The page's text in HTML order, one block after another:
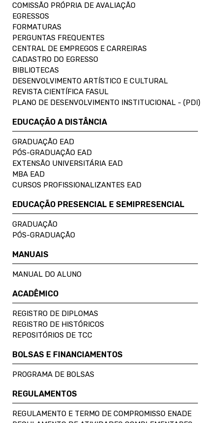
COMISSÃO PRÓPRIA DE AVALIAÇÃO
EGRESSOS
FORMATURAS
PERGUNTAS FREQUENTES
CENTRAL DE EMPREGOS E CARREIRAS
CADASTRO DO EGRESSO
BIBLIOTECAS
DESENVOLVIMENTO ARTÍSTICO E CULTURAL
REVISTA CIENTÍFICA FASUL
PLANO DE DESENVOLVIMENTO INSTITUCIONAL - (PDI)
EDUCAÇÃO A DISTÂNCIA
GRADUAÇÃO EAD
PÓS-GRADUAÇÃO EAD
EXTENSÃO UNIVERSITÁRIA EAD
MBA EAD
CURSOS PROFISSIONALIZANTES EAD
EDUCAÇÃO PRESENCIAL E SEMIPRESENCIAL
GRADUAÇÃO
PÓS-GRADUAÇÃO
MANUAIS
MANUAL DO ALUNO
ACADÊMICO
REGISTRO DE DIPLOMAS
REGISTRO DE HISTÓRICOS
REPOSITÓRIOS DE TCC
BOLSAS E FINANCIAMENTOS
PROGRAMA DE BOLSAS
REGULAMENTOS
REGULAMENTO E TERMO DE COMPROMISSO ENADE